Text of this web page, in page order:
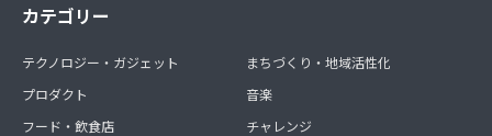
カテゴリー
テクノロジー・ガジェット
プロダクト
フード・飲食店
まちづくり・地域活性化
音楽
チャレンジ